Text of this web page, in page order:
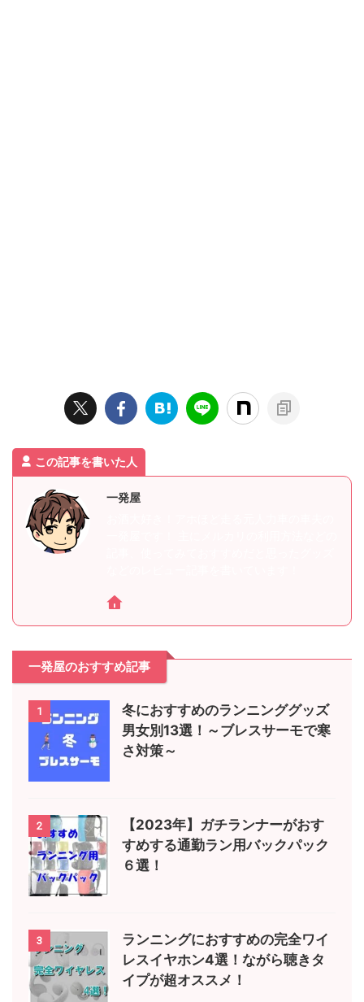
この記事を書いた人
一発屋
一発屋のおすすめ記事
1
冬におすすめのランニンググッズ
男女別13選！～ブレスサーモで寒
さ対策～
2
【2023年】ガチランナーがおす
すめする通勤ラン用バックパック
６選！
3
ランニングにおすすめの完全ワイ
レスイヤホン4選！ながら聴きタ
イプが超オススメ！